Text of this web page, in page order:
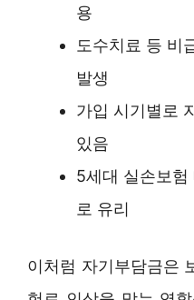
용
도수치료 등 비
발생
가입 시기별로
있음
5세대 실손보험
로 유리
이처럼 자기부담금은